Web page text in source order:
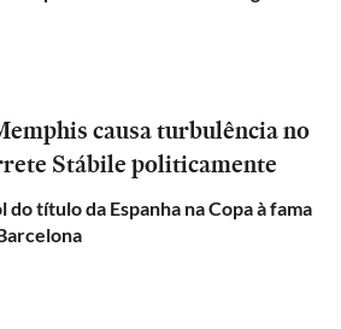
causa turbulência no
Stábile politicamente
do título da Espanha na Copa à fama